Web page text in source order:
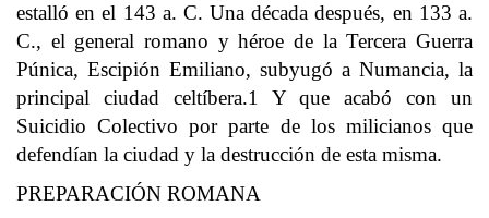
estalló en el 143 a. C. Una década después, en 133 a.
C., el general romano y héroe de la Tercera Guerra
Púnica, Escipión Emiliano, subyugó a Numancia, la
principal ciudad celtíbera.1​ Y que acabó con un
Suicidio Colectivo por parte de los milicianos que
defendían la ciudad y la destrucción de esta misma.
PREPARACIÓN ROMANA